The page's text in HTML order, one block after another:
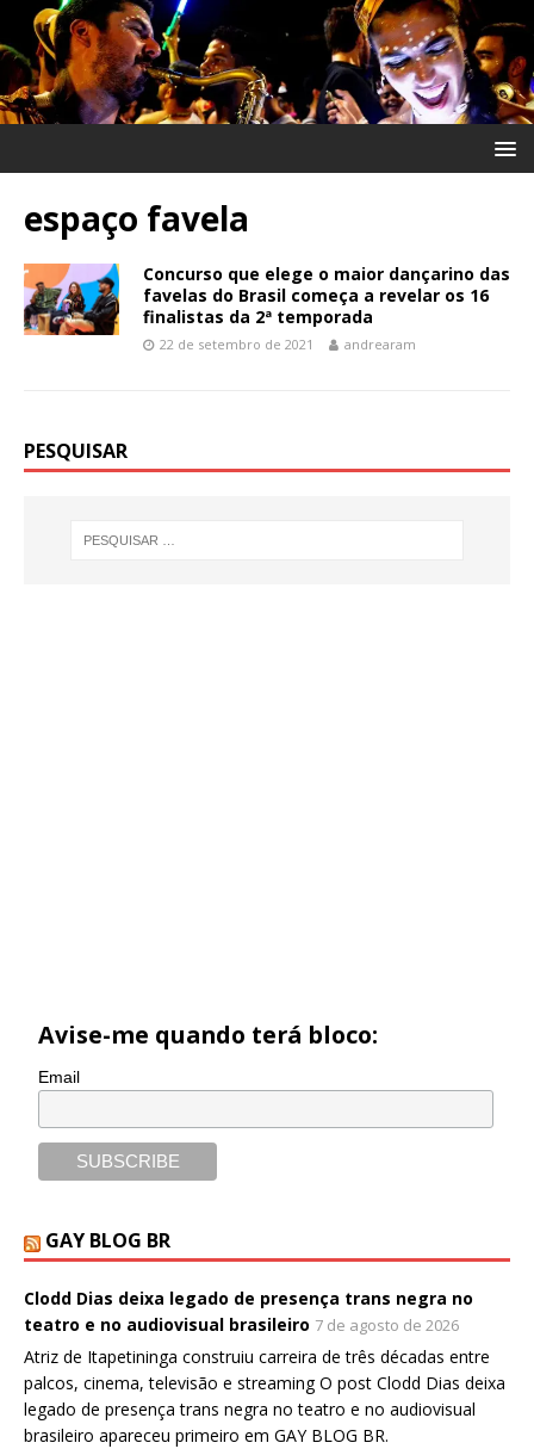
espaço favela
Concurso que elege o maior dançarino das
favelas do Brasil começa a revelar os 16
finalistas da 2ª temporada
22 de setembro de 2021 andrearam
PESQUISAR
Avise-me quando terá bloco:
Email
GAY BLOG BR
Clodd Dias deixa legado de presença trans negra no
teatro e no audiovisual brasileiro 7 de agosto de 2026
Atriz de Itapetininga construiu carreira de três décadas entre
palcos, cinema, televisão e streaming O post Clodd Dias deixa
legado de presença trans negra no teatro e no audiovisual
brasileiro apareceu primeiro em GAY BLOG BR.